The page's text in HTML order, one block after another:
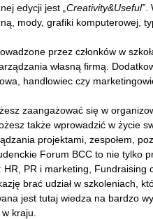
edycji jest „Creativity&Useful”
mody, grafiki komputerowej,
przez członków w
własną firmą.
handlowiec czy
zaangażować się w
także wprowadzić w życie
projektami, zespołem,
Forum BCC to nie tylko
HR, PR i marketing,
brać udział w szkoleniach,
jest tutaj wiedza na bardzo
kraju.